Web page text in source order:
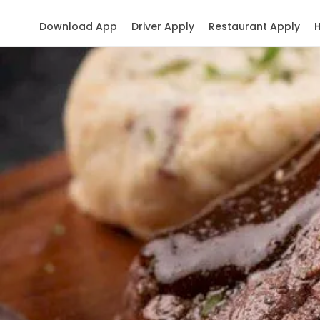
Restaurant Apply
Driver Apply
Download App